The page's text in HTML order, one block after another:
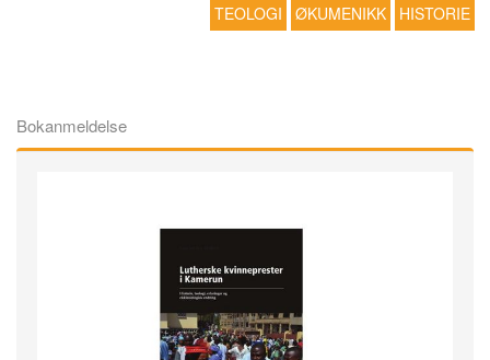
TEOLOGI
ØKUMENIKK HISTORIE
Bokanmeldelse